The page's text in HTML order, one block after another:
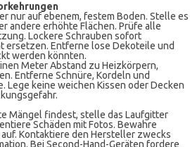
nur auf ebenem, festem Boden. Stelle es
andere erhöhte Flächen. Prüfe alle
Lockere Schrauben sofort
ersetzen. Entferne lose Dekoteile und
werden könnten.
Meter Abstand zu Heizkörpern,
Entferne Schnüre, Kordeln und
Lege keine weichen Kissen oder Decken
Mängel findest, stelle das Laufgitter
Schäden mit Fotos. Bewahre
Kontaktiere den Hersteller zwecks
Bei Second-Hand-Geräten fordere